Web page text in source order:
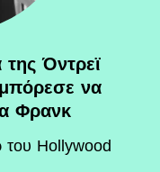
Όντρεϊ
να
Φρανκ
του Hollywood